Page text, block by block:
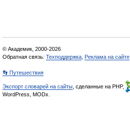
© Академик, 2000-2026
Обратная связь: Техподдержка Реклама на сайте
👣 Путешествия
Экспорт словарей на сайты , сделанные на PHP,
WordPress, MODx.